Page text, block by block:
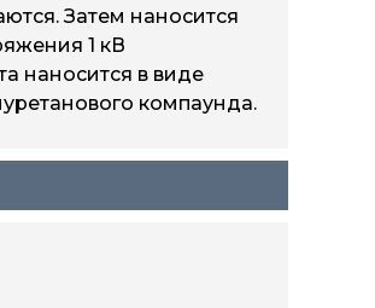
Затем наносится
1 кВ
наносится в виде
компаунда.